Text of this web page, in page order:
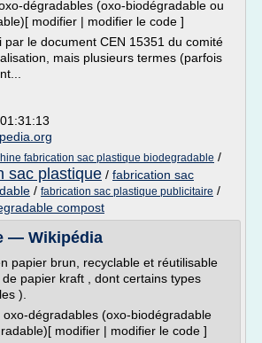
dégradables (oxo-biodégradable ou
modifier | modifier le code ]
par le document CEN 15351 du comité
mais plusieurs termes (parfois
fabrication sac plastique biodegradable /
sac plastique / fabrication sac
/ fabrication sac plastique publicitaire /
compost
— Wikipédia
papier brun, recyclable et réutilisable
papier kraft , dont certains types
).
dégradables (oxo-biodégradable
modifier | modifier le code ]